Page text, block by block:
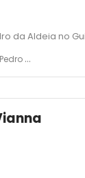
da Aldeia no
- RJ